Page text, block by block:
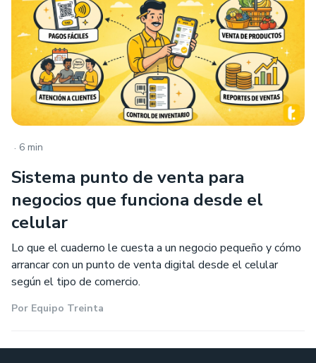
. 6 min
Sistema punto de venta para
negocios que funciona desde el
celular
Lo que el cuaderno le cuesta a un negocio pequeño y cómo
arrancar con un punto de venta digital desde el celular
según el tipo de comercio.
Por Equipo Treinta